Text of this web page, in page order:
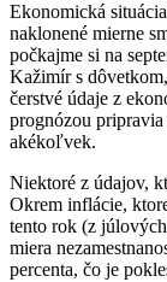
Ekonomická
naklonené mierne
počkajme si na
Kažimír s
čerstvé údaje z
prognózou
akékoľvek.
Niektoré z údajov,
Okrem inflácie,
tento rok (z
miera
percenta, čo je